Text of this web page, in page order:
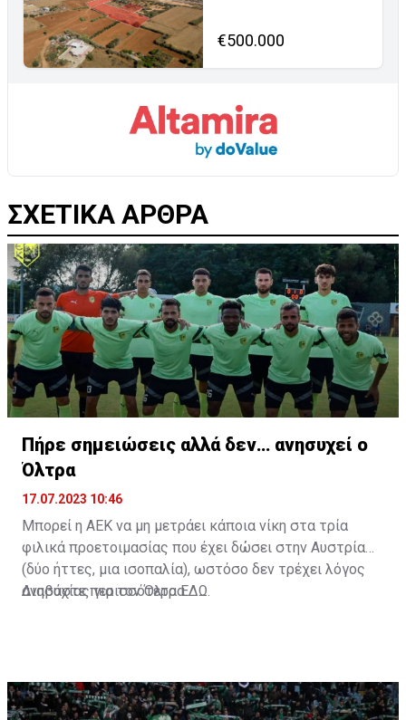
€500.000
ΣΧΕΤΙΚΑ ΑΡΘΡΑ
Πήρε σημειώσεις αλλά δεν… ανησυχεί ο
Όλτρα
17.07.2023 10:46
Μπορεί η ΑΕΚ να μη μετράει κάποια νίκη στα τρία
φιλικά προετοιμασίας που έχει δώσει στην Αυστρία
(δύο ήττες, μια ισοπαλία), ωστόσο δεν τρέχει λόγος
ανησυχίας για τον Όλτρα.
Διαβάστε περισσότεραΕΔΩ.